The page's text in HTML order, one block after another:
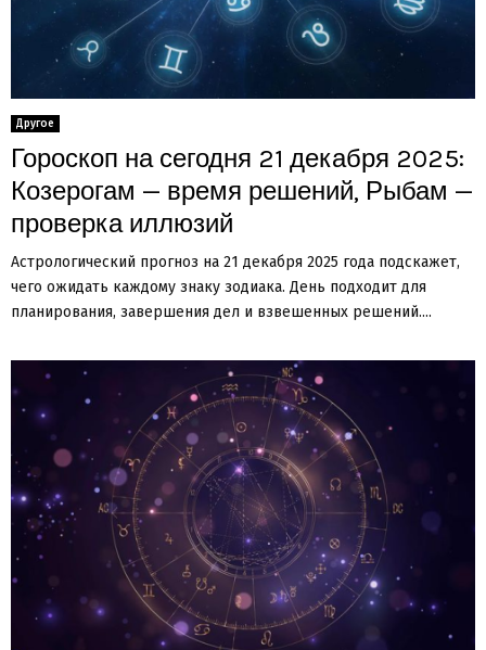
Другое
Гороскоп на сегодня 21 декабря 2025:
Козерогам — время решений, Рыбам —
проверка иллюзий
Астрологический прогноз на 21 декабря 2025 года подскажет,
чего ожидать каждому знаку зодиака. День подходит для
планирования, завершения дел и взвешенных решений....